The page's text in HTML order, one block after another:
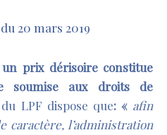
20 mars 2019
prix dérisoire constitue
soumise aux droits de
LPF dispose que: « afin
caractère, l’administration